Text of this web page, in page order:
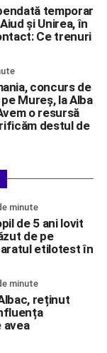
temporar
și Unirea, în
Ce trenuri
concurs de
Mureș, la Alba
o resursă
destul de
minute
de 5 ani lovit
de pe
etilotest în
minute
reținut
avea